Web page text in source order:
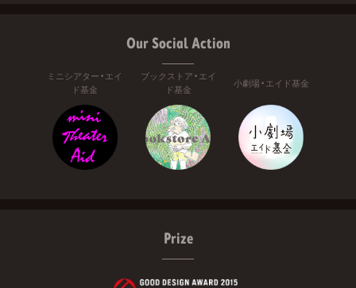
Our Social Action
ミニシアター・エイ
ド基金
ブックストア・エイ
ド基金
小劇場・エイド基金
Prize